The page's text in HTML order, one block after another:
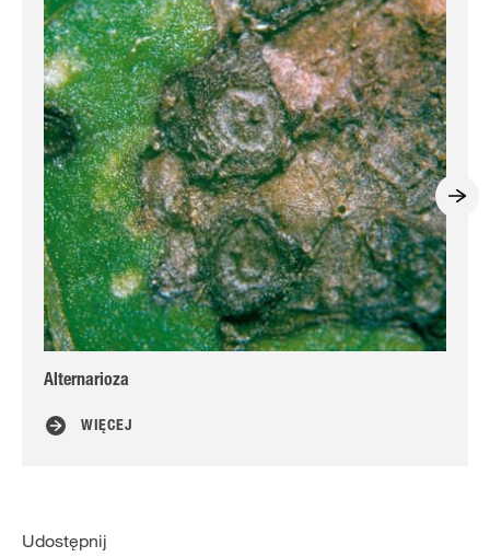
Alternarioza
WIĘCEJ
Udostępnij